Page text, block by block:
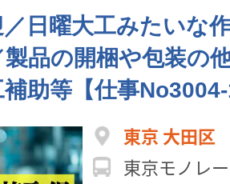
日曜大工みたいな
品の開梱や包装の
助等【仕事
東京 大田区